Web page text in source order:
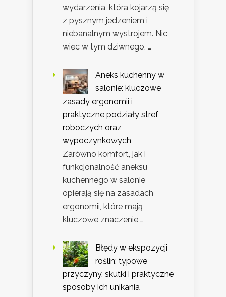
wydarzenia, która kojarzą się
z pysznym jedzeniem i
niebanalnym wystrojem. Nic
więc w tym dziwnego, …
Aneks kuchenny w
salonie: kluczowe
zasady ergonomii i
praktyczne podziały stref
roboczych oraz
wypoczynkowych
Zarówno komfort, jak i
funkcjonalność aneksu
kuchennego w salonie
opierają się na zasadach
ergonomii, które mają
kluczowe znaczenie …
Błędy w ekspozycji
roślin: typowe
przyczyny, skutki i praktyczne
sposoby ich unikania